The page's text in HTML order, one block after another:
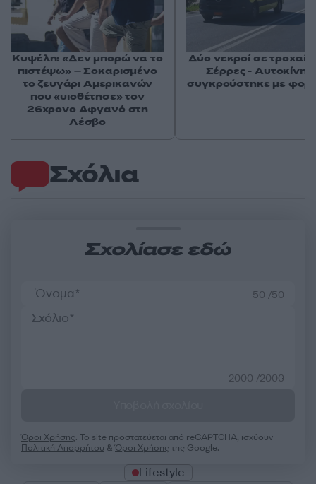
Σχόλια
Σχολίασε εδώ
50 /50
2000 /2000
Όροι Χρήσης. Το site προστατεύεται από reCAPTCHA, ισχύουν
Πολιτική Απορρήτου &Όροι Χρήσης της Google.
Lifestyle
Κυψέλη: «Δεν μπορώ να το
πιστέψω» – Σοκαρισμένο
το ζευγάρι Αμερικανών
που «υιοθέτησε» τον
26χρονο Αφγανό στη
Λέσβο
Δύο νεκροί σε τροχαίο
Σέρρες -
συγκρούστηκε με